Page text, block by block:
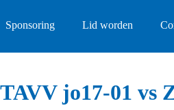
Sponsoring Lid worden
jo17-01 vs